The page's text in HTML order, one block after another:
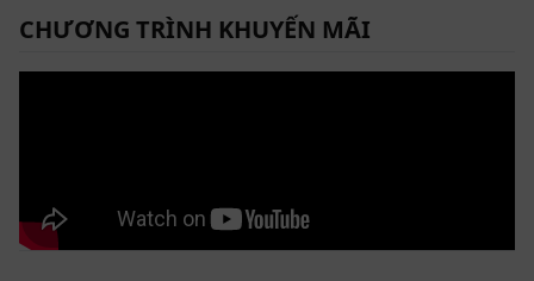
CHƯƠNG TRÌNH KHUYẾN MÃI